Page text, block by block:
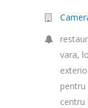
vara,
centru